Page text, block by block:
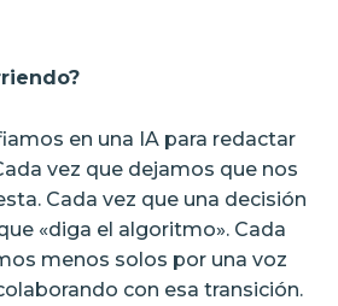
en una IA para redactar
vez que dejamos que nos
Cada vez que una decisión
«diga el algoritmo». Cada
menos solos por una voz
con esa transición.